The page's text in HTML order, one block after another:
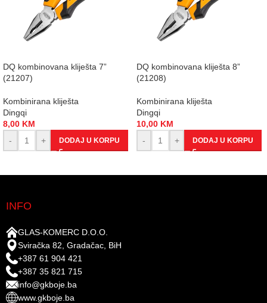
DQ kombinovana kliješta 7”
(21207)
Kombinirana kliješta
Dingqi
8,00 KM
-
+ DODAJ U KORPU
DQ kombinovana kliješta 8”
(21208)
Kombinirana kliješta
Dingqi
10,00 KM
-
+ DODAJ U KORPU
INFO
GLAS-KOMERC D.O.O.
Sviračka 82, Gradačac, BiH
+387 61 904 421
+387 35 821 715
info@gkboje.ba
www.gkboje.ba